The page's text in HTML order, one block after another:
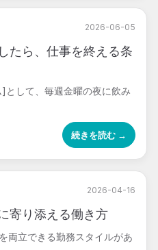
2026-06-05
たら、仕事を終える条
して、毎週金曜の夜に飲み
続きを読む →
2026-04-16
寄り添える働き方
両立できる勤務スタイルがあ